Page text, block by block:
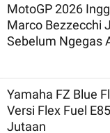
MotoGP 2026
Marco Bezzecchi
Sebelum Ngegas
Yamaha FZ Blue
Versi Flex Fuel
Jutaan